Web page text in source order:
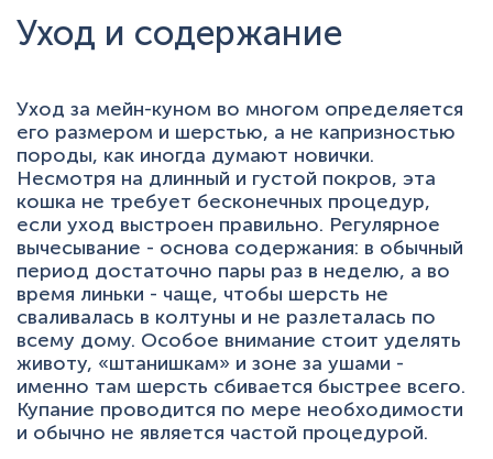
Уход и содержание
Уход за мейн-куном во многом определяется
его размером и шерстью, а не капризностью
породы, как иногда думают новички.
Несмотря на длинный и густой покров, эта
кошка не требует бесконечных процедур,
если уход выстроен правильно. Регулярное
вычесывание - основа содержания: в обычный
период достаточно пары раз в неделю, а во
время линьки - чаще, чтобы шерсть не
сваливалась в колтуны и не разлеталась по
всему дому. Особое внимание стоит уделять
животу, «штанишкам» и зоне за ушами -
именно там шерсть сбивается быстрее всего.
Купание проводится по мере необходимости
и обычно не является частой процедурой.